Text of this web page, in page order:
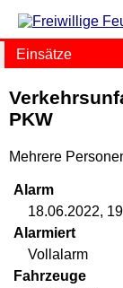
Einsätze
PKW
Mehrere
Alarm
18.06.2022,
Alarmiert
Vollalarm
Fahrzeuge